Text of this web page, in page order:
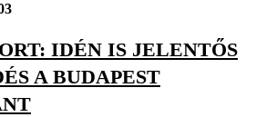
IDÉN IS JELENTŐS
A BUDAPEST